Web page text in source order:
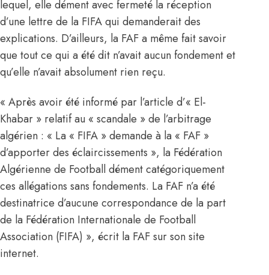
lequel, elle dément avec fermeté la réception
d’une lettre de la FIFA qui demanderait des
explications. D’ailleurs, la FAF a même fait savoir
que tout ce qui a été dit n’avait aucun fondement et
qu’elle n’avait absolument rien reçu.
« Après avoir été informé par l’article d’« El-
Khabar » relatif au « scandale » de l’arbitrage
algérien : « La « FIFA » demande à la « FAF »
d’apporter des éclaircissements », la Fédération
Algérienne de Football dément catégoriquement
ces allégations sans fondements. La FAF n’a été
destinatrice d’aucune correspondance de la part
de la Fédération Internationale de Football
Association (FIFA) », écrit la FAF sur son site
internet.